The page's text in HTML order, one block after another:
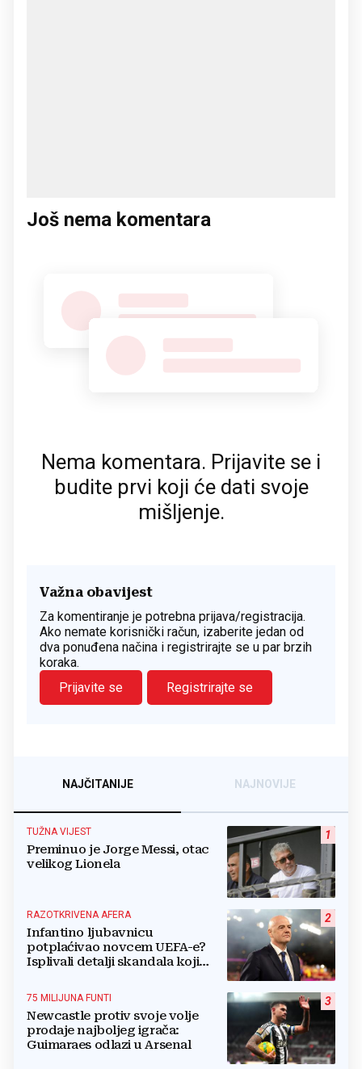
Još nema komentara
Nema komentara. Prijavite se i
budite prvi koji će dati svoje
mišljenje.
Važna obavijest
Za komentiranje je potrebna prijava/registracija.
Ako nemate korisnički račun, izaberite jedan od
dva ponuđena načina i registrirajte se u par brzih
koraka.
Prijavite se
Registrirajte se
NAJČITANIJE NAJNOVIJE
1
TUŽNA VIJEST
Preminuo je Jorge Messi, otac
velikog Lionela
2
RAZOTKRIVENA AFERA
Infantino ljubavnicu
potplaćivao novcem UEFA-e?
Isplivali detalji skandala koji
3
75 MILIJUNA FUNTI
Newcastle protiv svoje volje
prodaje najboljeg igrača:
Guimaraes odlazi u Arsenal